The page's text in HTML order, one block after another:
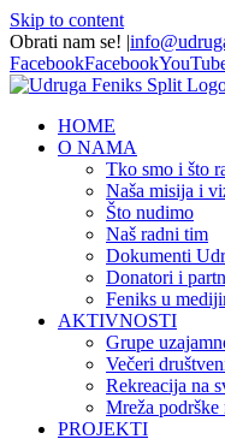
Skip to content
Obrati nam se! |
FacebookFacebook
HOME
O NAMA
Tko smo i što
Naša misija i
Što nudimo
Naš radni tim
Dokumenti
Donatori i
Feniks u
AKTIVNOSTI
Grupe
Večeri
Rekreacija na
Mreža podrške
PROJEKTI